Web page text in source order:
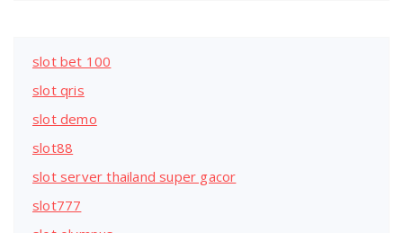
slot bet 100
slot qris
slot demo
slot88
slot server thailand super gacor
slot777